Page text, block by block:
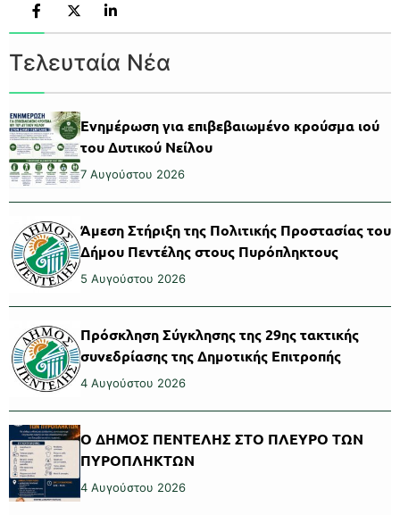
Τελευταία Νέα
Ενημέρωση για επιβεβαιωμένο κρούσμα ιού
του Δυτικού Νείλου
7 Αυγούστου 2026
Άμεση Στήριξη της Πολιτικής Προστασίας του
Δήμου Πεντέλης στους Πυρόπληκτους
5 Αυγούστου 2026
Πρόσκληση Σύγκλησης της 29ης τακτικής
συνεδρίασης της Δημοτικής Επιτροπής
4 Αυγούστου 2026
Ο ΔΗΜΟΣ ΠΕΝΤΕΛΗΣ ΣΤΟ ΠΛΕΥΡΟ ΤΩΝ
ΠΥΡΟΠΛΗΚΤΩΝ
4 Αυγούστου 2026